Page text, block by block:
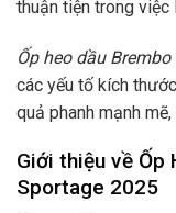
thuận tiện trong việc
Ốp heo dầu
các yếu tố kích
quả phanh mạnh
Giới thiệu về Ốp
Sportage 2025